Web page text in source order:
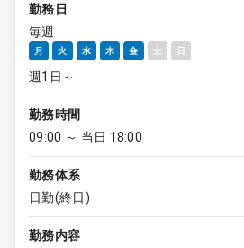
勤務日
毎週
月 火 水 木 金 土 日
週1日～
勤務時間
09:00 ～ 当日 18:00
勤務体系
日勤(終日)
勤務内容